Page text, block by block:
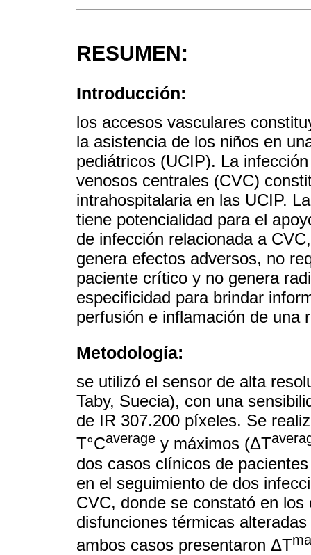
RESUMEN:
Introducción:
los accesos vasculares
la asistencia de los niños en
pediátricos (UCIP). La
venosos centrales (CVC)
intrahospitalaria en las UCIP.
tiene potencialidad para el
de infección relacionada a
genera efectos adversos, no
paciente crítico y no genera
especificidad para brindar
perfusión e inflamación de una
Metodología:
se utilizó el sensor de alta
Taby, Suecia), con una
de IR 307.200 píxeles. Se
T°Caverage y máximos (ΔT
dos casos clínicos de
en el seguimiento de dos
CVC, donde se constató en
disfunciones térmicas
ambos casos presentaron ΔT